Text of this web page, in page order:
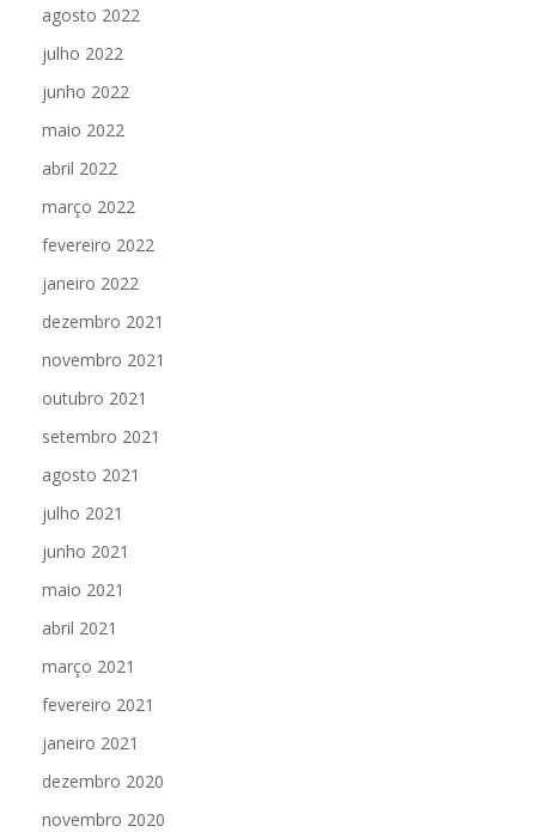
agosto 2022
julho 2022
junho 2022
maio 2022
abril 2022
março 2022
fevereiro 2022
janeiro 2022
dezembro 2021
novembro 2021
outubro 2021
setembro 2021
agosto 2021
julho 2021
junho 2021
maio 2021
abril 2021
março 2021
fevereiro 2021
janeiro 2021
dezembro 2020
novembro 2020